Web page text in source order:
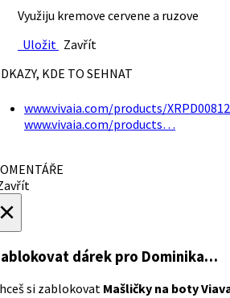
Využiju kremove cervene a ruzove
Uložit Zavřít
KDE TO SEHNAT
www.vivaia.com/products/
www.vivaia.com/products…
dárek pro Dominika…
si zablokovat Mašličky na boty